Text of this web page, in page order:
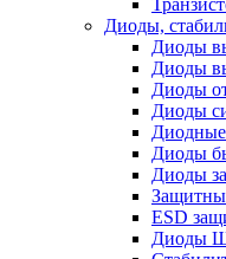
Диоды,
Диоды
Диоды
Диоды
Диоды
Диоды
Диоды
ESD
Диоды